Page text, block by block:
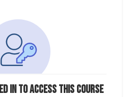
in to access this course